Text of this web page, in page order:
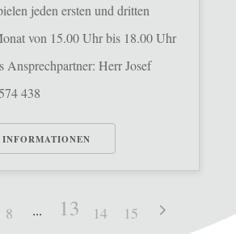
jeden ersten und dritten
von 15.00 Uhr bis 18.00 Uhr
Ansprechpartner: Herr Josef
438
8 13 14 15